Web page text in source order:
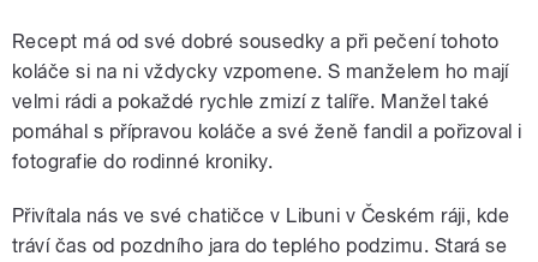
Recept má od své dobré sousedky a při pečení tohoto
koláče si na ni vždycky vzpomene. S manželem ho mají
velmi rádi a pokaždé rychle zmizí z talíře. Manžel také
pomáhal s přípravou koláče a své ženě fandil a pořizoval i
fotografie do rodinné kroniky.
Přivítala nás ve své chatičce v Libuni v Českém ráji, kde
tráví čas od pozdního jara do teplého podzimu. Stará se